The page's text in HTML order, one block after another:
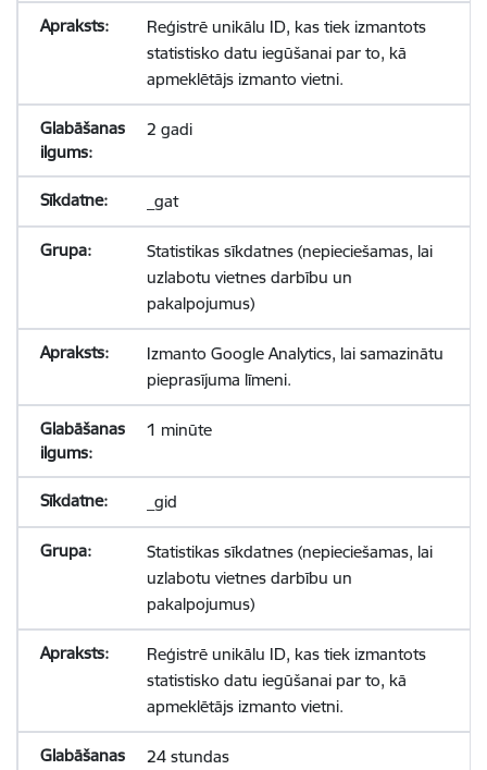
Reģistrē unikālu ID, kas tiek izmantots
statistisko datu iegūšanai par to, kā
apmeklētājs izmanto vietni.
2 gadi
_gat
Statistikas sīkdatnes (nepieciešamas, lai
uzlabotu vietnes darbību un
pakalpojumus)
Izmanto Google Analytics, lai samazinātu
pieprasījuma līmeni.
1 minūte
_gid
Statistikas sīkdatnes (nepieciešamas, lai
uzlabotu vietnes darbību un
pakalpojumus)
Reģistrē unikālu ID, kas tiek izmantots
statistisko datu iegūšanai par to, kā
apmeklētājs izmanto vietni.
24 stundas